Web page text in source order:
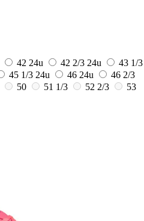
42 24u 42 2/3 24u
43 1/3
45 1/3 24u 46 24u
46 2/3
50 51 1/3 52 2/3
53